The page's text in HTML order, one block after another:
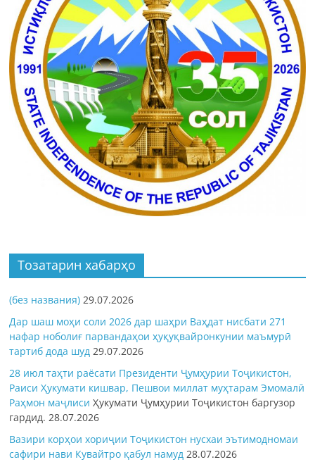
Тозатарин хабарҳо
(без названия) 29.07.2026
Дар шаш моҳи соли 2026 дар шаҳри Ваҳдат нисбати 271
нафар ноболиғ парвандаҳои ҳуқуқвайронкунии маъмурӣ
тартиб дода шуд 29.07.2026
28 июл таҳти раёсати Президенти Ҷумҳурии Тоҷикистон,
Раиси Ҳукумати кишвар, Пешвои миллат муҳтарам Эмомалӣ
Раҳмон маҷлисиҲукумати Ҷумҳурии Тоҷикистон баргузор
гардид.28.07.2026
Вазири корҳои хориҷии Тоҷикистон нусхаи эътимодномаи
сафири нави Кувайтро қабул намуд 28.07.2026